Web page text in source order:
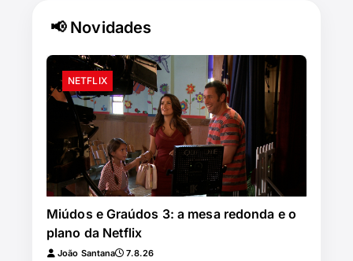
📢 Novidades
NETFLIX
Miúdos e Graúdos 3: a mesa redonda e o
plano da Netflix
João Santana 7.8.26